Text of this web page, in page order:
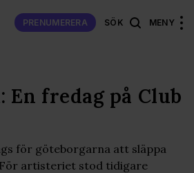
PRENUMERERA SÖK MENY
En fredag på Club
för göteborgarna att släppa
För artisteriet stod tidigare